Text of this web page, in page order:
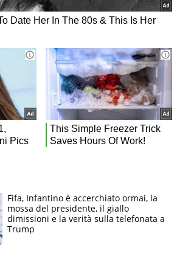
Fifa, Infantino è accerchiato ormai, la
mossa del presidente, il giallo
dimissioni e la verità sulla telefonata a
Trump